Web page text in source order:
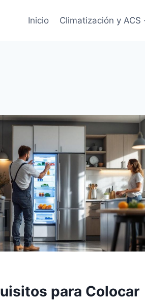
Inicio Climatización y ACS
para Colocar